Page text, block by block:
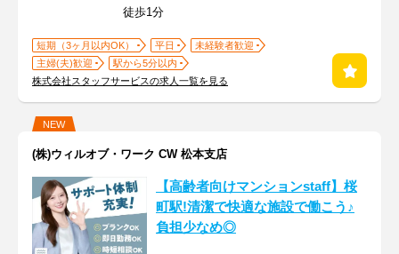
徒歩1分
短期（3ヶ月以内OK） 平日
未経験者歓迎
主婦(夫)歓迎
駅から5分以内
株式会社スタッフサービスの求人一覧を見る
NEW
(株)ウィルオブ・ワーク CW 松本支店
【高齢者向けマンションstaff】桜
町駅!清潔で快適な施設で働こう♪
負担少なめ◎